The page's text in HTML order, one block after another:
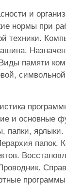
и
нормы при
техники.
памяти
и основные
папки,
папок.